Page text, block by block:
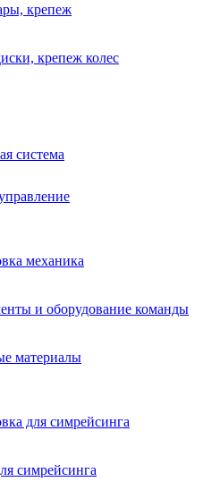
крепеж
крепеж колес
система
механика
и оборудование команды
материалы
для симрейсинга
симрейсинга